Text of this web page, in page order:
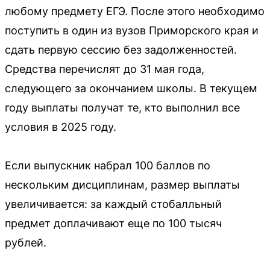
любому предмету ЕГЭ. После этого необходимо
поступить в один из вузов Приморского края и
сдать первую сессию без задолженностей.
Средства перечислят до 31 мая года,
следующего за окончанием школы. В текущем
году выплаты получат те, кто выполнил все
условия в 2025 году.
Если выпускник набрал 100 баллов по
нескольким дисциплинам, размер выплаты
увеличивается: за каждый стобалльный
предмет доплачивают еще по 100 тысяч
рублей.